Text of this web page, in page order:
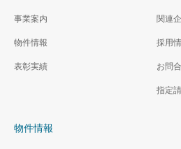
事業案内
物件情報
表彰実績
関連
採用
お問
指定
物件情報